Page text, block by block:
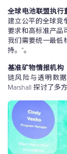
全球电池联盟执行
建立公平的全球竞
要求和高标准产品
我们需要统一最低
持。”。
基准矿物情报机构
链风险与透明数
Marshall 探讨了多